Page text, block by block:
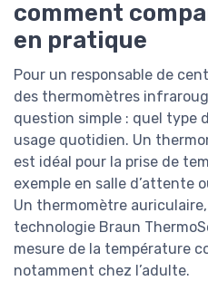
comment
en pratique
Pour un responsable de
des thermomètres
question simple : quel type
usage quotidien. Un
est idéal pour la prise de
exemple en salle d’attente
Un thermomètre
technologie Braun
mesure de la température
notamment chez l’adulte.